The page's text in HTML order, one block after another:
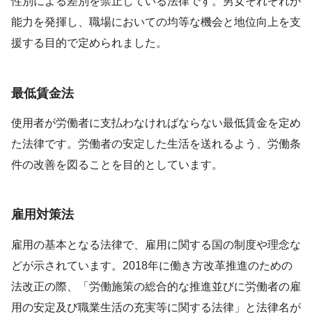
能力を発揮し、職場においての均等な機会と地位向上を支
援する目的で定められました。
最低賃金法
使用者が労働者に支払わなければならない最低賃金を定め
た法律です。労働者の安定した生活を送れるよう、労働条
件の改善を図ることを目的としています。
雇用対策法
雇用の基本となる法律で、雇用に関する国の制度や理念な
どが示されています。2018年に働き方改革推進のための
法改正の際、「労働施策の総合的な推進並びに労働者の雇
用の安定及び職業生活の充実等に関する法律」と法律名が